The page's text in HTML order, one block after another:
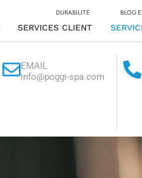
DURABILITÉ BLOG
SERVICES CLIENT
EMAIL
info@poggi-spa.com